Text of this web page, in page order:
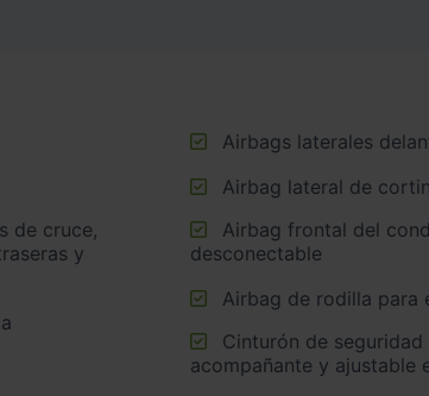
y
Airbags laterales
Airbag lateral de
desconectable
Airbag de rodilla para
acompañante y ajustable